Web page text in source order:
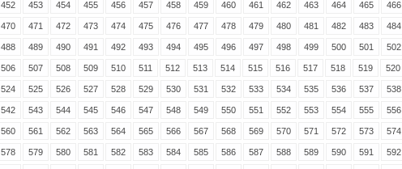
452 453 454 455 456 457 458 459 460 461 462 463 464 465 466
470 471 472 473 474 475 476 477 478 479 480 481 482 483 484
488 489 490 491 492 493 494 495 496 497 498 499 500 501 502
506 507 508 509 510 511 512 513 514 515 516 517 518 519 520
524 525 526 527 528 529 530 531 532 533 534 535 536 537 538
542 543 544 545 546 547 548 549 550 551 552 553 554 555 556
560 561 562 563 564 565 566 567 568 569 570 571 572 573 574
578 579 580 581 582 583 584 585 586 587 588 589 590 591 592